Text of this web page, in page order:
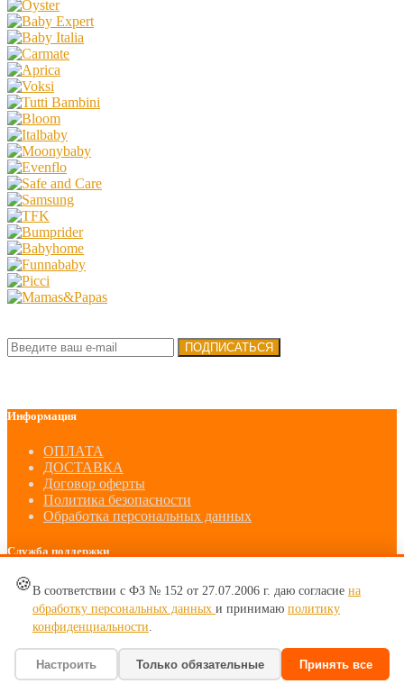
🍪В соответствии с ФЗ № 152 от 27.07.2006 г. даю согласие на
обработку персональных данных и принимаю политику
конфиденциальности
Настроить Только обязательные Принять все
ПОДПИСАТЬСЯ
Информация
ОПЛАТА
ДОСТАВКА
Договор оферты
Политика безопасности
Обработка персональных данных
Служба поддержки
Карта сайта
Связаться с нами
Личный кабинет
Личный кабинет